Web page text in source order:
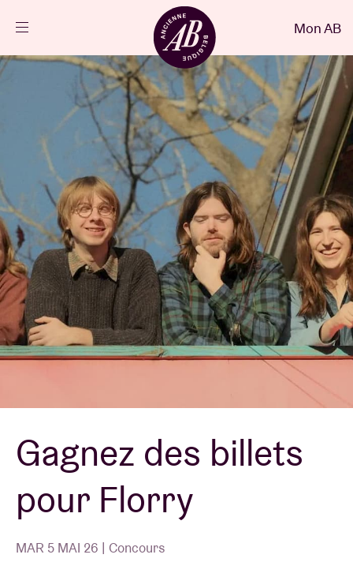
Agenda
Projets
Actualités
Infos visiteurs
AB ❤ you
Location de salles
BRDCST
ABtv
Chèque-concert
Mon AB
Gagnez des billets
pour Florry
MAR 5 MAI 26 | Concours